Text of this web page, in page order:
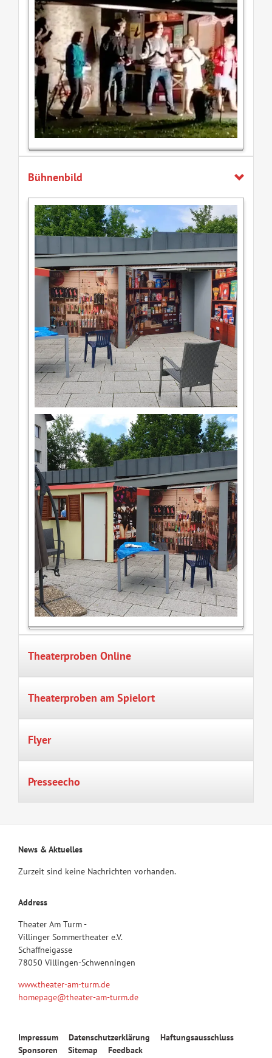
Bühnenbild
Theaterproben Online
Theaterproben am Spielort
Flyer
Presseecho
News & Aktuelles
Zurzeit sind keine Nachrichten vorhanden.
Address
Theater Am Turm -
Villinger Sommertheater e.V.
Schaffneigasse
78050 Villingen-Schwenningen
www.theater-am-turm.de
homepage@theater-am-turm.de
Navigation
überspringen
Impressum Datenschutzerklärung
Haftungsausschluss
Sponsoren
Sitemap Feedback